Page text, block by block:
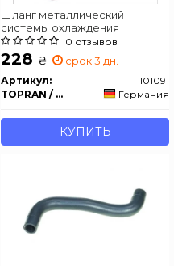
Шланг металлический
системы охлаждения
0 отзывов
228 ₴ срок 3 дн.
Артикул:
101091
TOPRAN / HANS PRIES
Германия
КУПИТЬ